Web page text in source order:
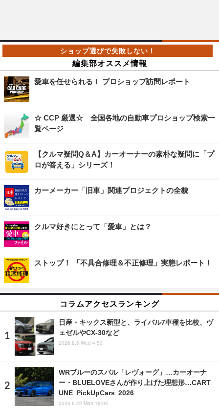
編集部オススメ情報
愛車を任せられる！ プロショップ訪問レポート
☆ CCP 厳選☆ 全国各地の自動車プロショップ検索一
覧ページ
【クルマ疑問Q＆A】カーオーナーの素朴な疑問に「プ
ロが答える」シリーズ！
カーメーカー「旧車」関連プロジェクトの全貌
クルマ好きにとって「愛車」とは？
ストップ！ 「不具合修理＆不正修理」実態レポート！
コラムアクセスランキング
日産・キックス新型と、ライバル7車種を比較、ヴ
ェゼルやCX-30など
2026.8.5 Wed 4:50
WRブルーのスバル「レヴォーグ」…カーオーナ
ー・BLUELOVEさんが作り上げた理想形…CART
UNE PickUpCars 2026
2026.6.22 Mon 18:03